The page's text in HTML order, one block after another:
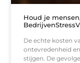
Houd je
De echte kosten
ontevredenheid
stijgen. De